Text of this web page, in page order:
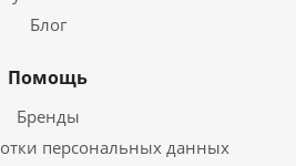
Блог
Помощь
Бренды
персональных данных